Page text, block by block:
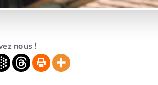
nous !